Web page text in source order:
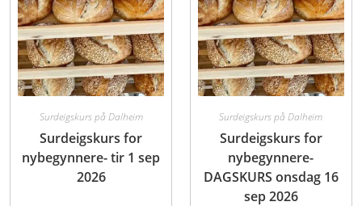
Surdeigskurs på Dalheim
Surdeigskurs for
nybegynnere- tir 1 sep
2026
Surdeigskurs på Dalheim
Surdeigskurs for
nybegynnere-
DAGSKURS onsdag 16
sep 2026